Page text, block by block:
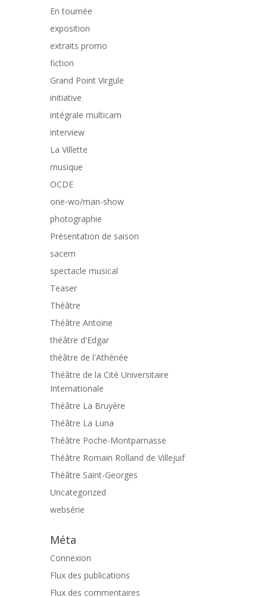
En tournée
exposition
extraits promo
fiction
Grand Point Virgule
initiative
intégrale multicam
interview
La Villette
musique
OCDE
one-wo/man-show
photographie
Présentation de saison
sacem
spectacle musical
Teaser
Théâtre
Théâtre Antoine
théâtre d'Edgar
théâtre de l'Athénée
Théâtre de la Cité Universitaire
Internationale
Théâtre La Bruyère
Théâtre La Luna
Théâtre Poche-Montparnasse
Théâtre Romain Rolland de Villejuif
Théâtre Saint-Georges
Uncategorized
websérie
Méta
Connexion
Flux des publications
Flux des commentaires